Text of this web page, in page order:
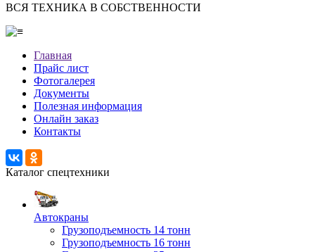
ВСЯ ТЕХНИКА В СОБСТВЕННОСТИ
Главная
Прайс лист
Фотогалерея
Документы
Полезная информация
Онлайн заказ
Контакты
Каталог спецтехники
Автокраны
Грузоподъемность 14 тонн
Грузоподъемность 16 тонн